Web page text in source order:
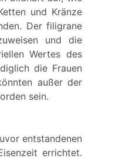
und Kränze
Der filigrane
und die
Wertes des
die Frauen
außer der
sein.
entstandenen
errichtet.